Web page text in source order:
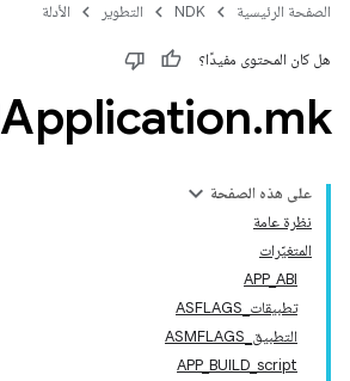
الصفحة الرئيسية NDK التطوير الأدلة
هل كان المحتوى مفيدًا؟
Application.mk
على هذه الصفحة
نظرة عامة
المتغيّرات
APP_ABI
تطبيقات_ASFLAGS
التطبيق_ASMFLAGS
APP_BUILD_script